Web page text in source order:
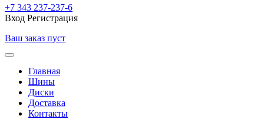
+7 343 237-237-6
Вход Регистрация
Ваш заказ пуст
Главная
Шины
Диски
Доставка
Контакты